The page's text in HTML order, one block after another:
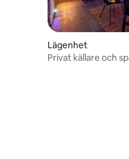
Lägenhet
Privat källare och